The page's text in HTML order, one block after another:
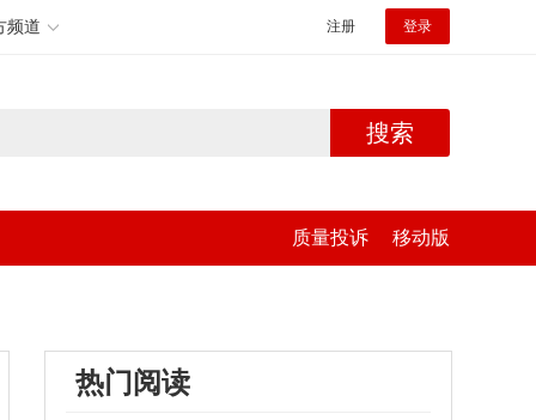
频道 注册 登录
搜索
质量投诉 移动版
热门阅读